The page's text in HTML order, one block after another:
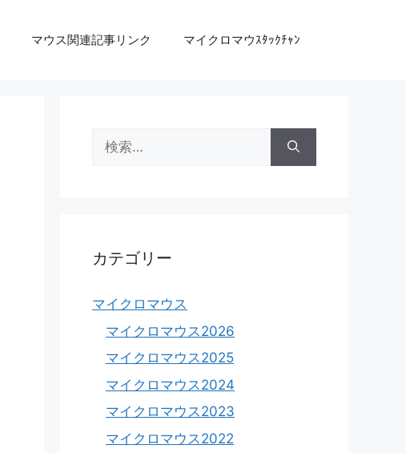
マウス関連記事リンク マイクロマウｽﾀｯｸﾁｬﾝ
索:
カテゴリー
マイクロマウス
マイクロマウス2026
マイクロマウス2025
マイクロマウス2024
マイクロマウス2023
マイクロマウス2022